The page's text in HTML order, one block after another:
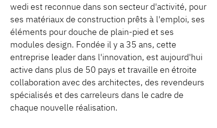
wedi est reconnue dans son secteur d'activité, pour
ses matériaux de construction prêts à l'emploi, ses
éléments pour douche de plain-pied et ses
modules design. Fondée il y a 35 ans, cette
entreprise leader dans l'innovation, est aujourd'hui
active dans plus de 50 pays et travaille en étroite
collaboration avec des architectes, des revendeurs
spécialisés et des carreleurs dans le cadre de
chaque nouvelle réalisation.